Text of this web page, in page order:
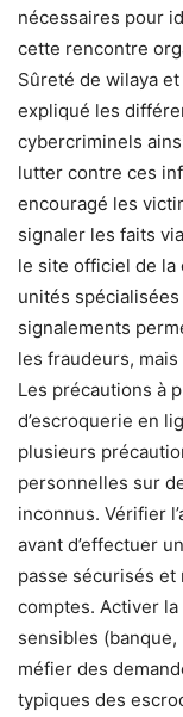
nécessaires pour
cette rencontre
Sûreté de wilaya
expliqué les
cybercriminels
lutter contre ces
encouragé les
signaler les faits
le site officiel de la
unités
signalements
les fraudeurs,
Les précautions à
d’escroquerie en
plusieurs
personnelles sur
inconnus. Vérifier
avant d’effectuer
passe sécurisés
comptes. Activer
sensibles
méfier des
typiques des